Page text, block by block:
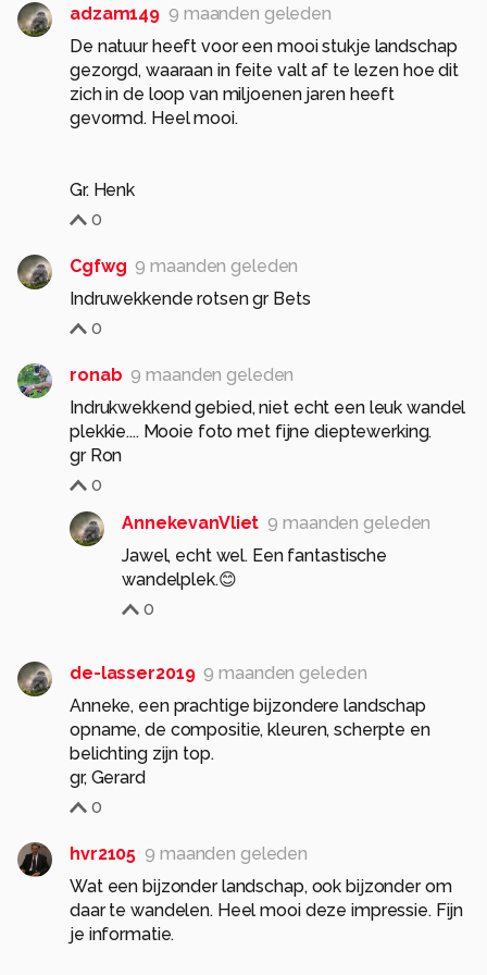
hebben zich op verschillende niveaus
opgehoopt en verdicht, waardoor horizontale
lagen van duizenden meters dik zijn ontstaan.
Tegen het midden van het Mioceen werden de
geaccumuleerde sedimenten, als gevolg van
platen ten zuiden daarvan, samengedrukt,
vervormd en gebroken totdat ze tevoorschijn
kwamen in een langzaam, continu proces dat tot
op de dag van vandaag voortduurt. Toen het
reliëf eenmaal zichtbaar was, vormden de
langdurige inwerking van water, ijs en wind op de
kalksteen het spectaculaire karstlandschap van
El Torcal de Antequera.
Alle rechten voorbehouden
adzam149 9 maanden geleden
De natuur heeft voor een mooi stukje landschap
gezorgd, waaraan in feite valt af te lezen hoe dit
zich in de loop van miljoenen jaren heeft
gevormd. Heel mooi.
Gr. Henk
0
Cgfwg 9 maanden geleden
Indruwekkende rotsen gr Bets
0
ronab 9 maanden geleden
Indrukwekkend gebied, niet echt een leuk wandel
plekkie.... Mooie foto met fijne dieptewerking.
gr Ron
0
AnnekevanVliet 9 maanden geleden
Jawel, echt wel. Een fantastische
wandelplek.😊
0
de-lasser2019 9 maanden geleden
Anneke, een prachtige bijzondere landschap
opname, de compositie, kleuren, scherpte en
belichting zijn top.
0
hvr2105 9 maanden geleden
Wat een bijzonder landschap, ook bijzonder om
daar te wandelen. Heel mooi deze impressie. Fijn
je informatie.